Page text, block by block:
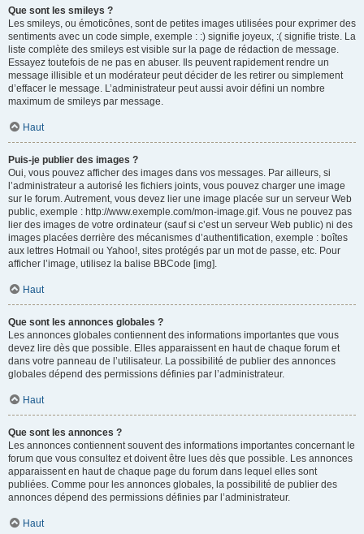
Que sont les smileys ?
Les smileys, ou émoticônes, sont de petites images utilisées pour exprimer des
sentiments avec un code simple, exemple : :) signifie joyeux, :( signifie triste. La
liste complète des smileys est visible sur la page de rédaction de message.
Essayez toutefois de ne pas en abuser. Ils peuvent rapidement rendre un
message illisible et un modérateur peut décider de les retirer ou simplement
d’effacer le message. L’administrateur peut aussi avoir défini un nombre
maximum de smileys par message.
Haut
Puis-je publier des images ?
Oui, vous pouvez afficher des images dans vos messages. Par ailleurs, si
l’administrateur a autorisé les fichiers joints, vous pouvez charger une image
sur le forum. Autrement, vous devez lier une image placée sur un serveur Web
public, exemple : http://www.exemple.com/mon-image.gif. Vous ne pouvez pas
lier des images de votre ordinateur (sauf si c’est un serveur Web public) ni des
images placées derrière des mécanismes d’authentification, exemple : boîtes
aux lettres Hotmail ou Yahoo!, sites protégés par un mot de passe, etc. Pour
afficher l’image, utilisez la balise BBCode [img].
Haut
Que sont les annonces globales ?
Les annonces globales contiennent des informations importantes que vous
devez lire dès que possible. Elles apparaissent en haut de chaque forum et
dans votre panneau de l’utilisateur. La possibilité de publier des annonces
globales dépend des permissions définies par l’administrateur.
Haut
Que sont les annonces ?
Les annonces contiennent souvent des informations importantes concernant le
forum que vous consultez et doivent être lues dès que possible. Les annonces
apparaissent en haut de chaque page du forum dans lequel elles sont
publiées. Comme pour les annonces globales, la possibilité de publier des
annonces dépend des permissions définies par l’administrateur.
Haut